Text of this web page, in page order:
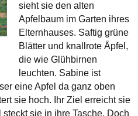
sieht sie den alten
Apfelbaum im Garten ihres
Elternhauses. Saftig grüne
Blätter und knallrote Äpfel,
die wie Glühbirnen
leuchten. Sabine ist
eine Apfel da ganz oben
sie hoch. Ihr Ziel erreicht sie
sie in ihre Tasche. Doch